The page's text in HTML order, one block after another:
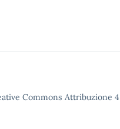
Commons Attribuzione